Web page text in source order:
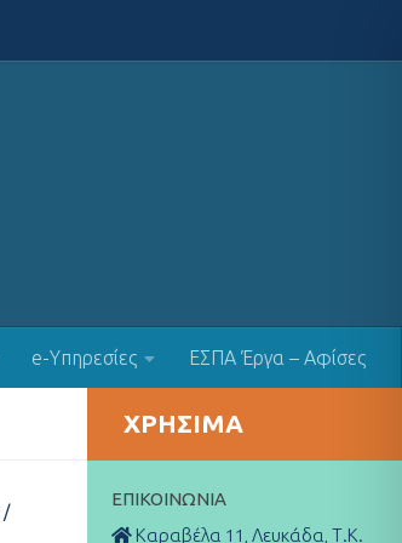
e-Υπηρεσίες ΕΣΠΑ Έργα – Αφίσες
/
ΧΡΉΣΙΜΑ
ΕΠΙΚΟΙΝΩΝΊΑ
Καραβέλα 11, Λευκάδα, Τ.Κ.